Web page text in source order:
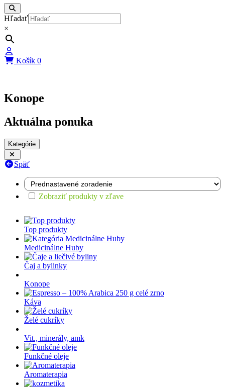
Hľadať
×
Košík 0
Konope
Aktuálna ponuka
Kategórie
Späť
Zobraziť produkty v zľave
Top produkty
Medicinálne Huby
Čaj a bylinky
Konope
Káva
Želé cukríky
Vit., minerály, amk
Funkčné oleje
Aromaterapia